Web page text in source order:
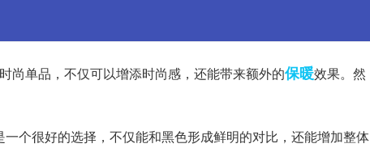
尚单品，不仅可以增添时尚感，还能带来额外的保暖效果。然
个很好的选择，不仅能和黑色形成鲜明的对比，还能增加整体